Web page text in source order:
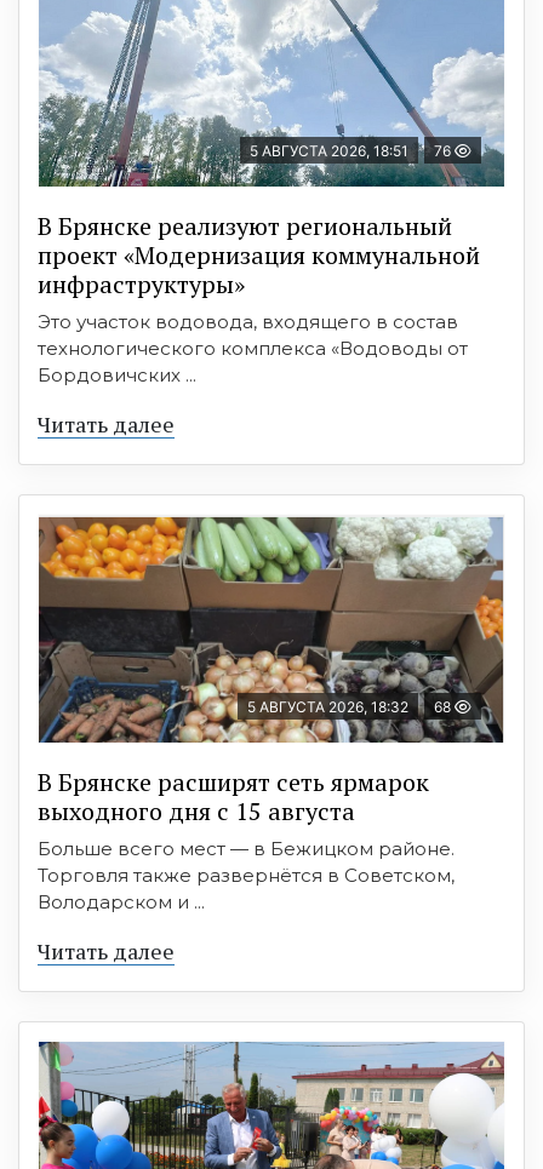
5 АВГУСТА 2026, 18:51 76
В Брянске реализуют региональный
проект «Модернизация коммунальной
инфраструктуры»
Это участок водовода, входящего в состав
технологического комплекса «Водоводы от
Бордовичских ...
Читать далее
5 АВГУСТА 2026, 18:32 68
В Брянске расширят сеть ярмарок
выходного дня с 15 августа
Больше всего мест — в Бежицком районе.
Торговля также развернётся в Советском,
Володарском и ...
Читать далее